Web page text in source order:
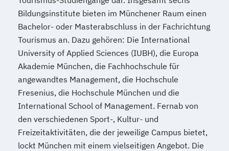
Bildungsinstitute bieten im Münchener Raum einen
Bachelor- oder Masterabschluss in der Fachrichtung
Tourismus an. Dazu gehören: Die International
University of Applied Sciences (IUBH), die Europa
Akademie München, die Fachhochschule für
angewandtes Management, die Hochschule
Fresenius, die Hochschule München und die
International School of Management. Fernab von
den verschiedenen Sport-, Kultur- und
Freizeitaktivitäten, die der jeweilige Campus bietet,
lockt München mit einem vielseitigen Angebot. Die